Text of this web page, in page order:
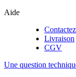
Aide
Livraison
CGV
Une question